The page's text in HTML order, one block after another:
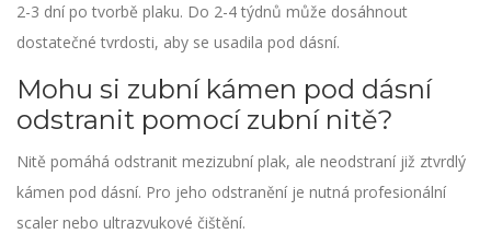
2-3 dní po tvorbě plaku. Do 2-4 týdnů může dosáhnout
dostatečné tvrdosti, aby se usadila pod dásní.
Mohu si zubní kámen pod dásní
odstranit pomocí zubní nitě?
Nitě pomáhá odstranit mezizubní plak, ale neodstraní již ztvrdlý
kámen pod dásní. Pro jeho odstranění je nutná profesionální
scaler nebo ultrazvukové čištění.